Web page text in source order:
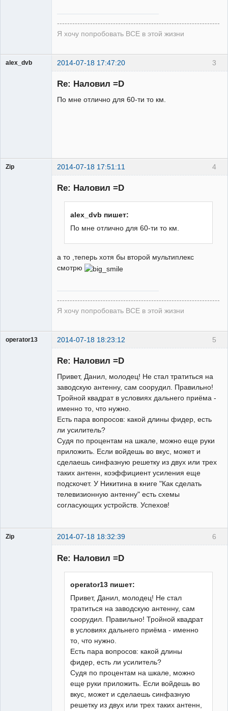
----------------------------------------------------------------
Я хочу попробовать ВСЕ в этой жизни
3
alex_dvb 2014-07-18 17:47:20
Re: Наловил =D
По мне отлично для 60-ти то км.
4
Zip 2014-07-18 17:51:11
Re: Наловил =D
alex_dvb пишет:
По мне отлично для 60-ти то км.
а то ,теперь хотя бы второй мультиплекс
смотрю
----------------------------------------------------------------
Я хочу попробовать ВСЕ в этой жизни
5
operator13 2014-07-18 18:23:12
Re: Наловил =D
Привет, Данил, молодец! Не стал тратиться на
заводскую антенну, сам соорудил. Правильно!
Тройной квадрат в условиях дальнего приёма -
именно то, что нужно.
Есть пара вопросов: какой длины фидер, есть
ли усилитель?
Судя по процентам на шкале, можно еще руки
приложить. Если войдешь во вкус, может и
сделаешь синфазную решетку из двух или трех
таких антенн, коэффициент усиления еще
подскочет. У Никитина в книге "Как сделать
телевизионную антенну" есть схемы
согласующих устройств. Успехов!
6
Zip 2014-07-18 18:32:39
Re: Наловил =D
operator13 пишет:
Привет, Данил, молодец! Не стал
тратиться на заводскую антенну, сам
соорудил. Правильно! Тройной квадрат
в условиях дальнего приёма - именно
то, что нужно.
Есть пара вопросов: какой длины
фидер, есть ли усилитель?
Судя по процентам на шкале, можно
еще руки приложить. Если войдешь во
вкус, может и сделаешь синфазную
решетку из двух или трех таких антенн,